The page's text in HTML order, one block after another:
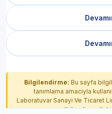
Bilgilendirme: Bu sayfa
tanımlama amacıyla
Laboratuvar Sanayi Ve Ticaret
yetkilendirme